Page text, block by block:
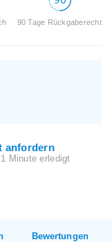
90 Tage Rückgaberecht
anfordern
1 Minute erledigt
Bewertungen